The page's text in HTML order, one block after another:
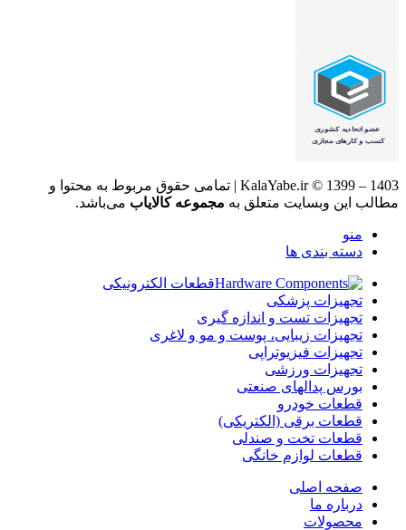
KalaYabe.ir © 1399 – 1403 | تمامی حقوق مربوط به محتوا و
مطالب این وبسایت متعلق به مجموعه کالایاب می‌باشد.
منو
دسته بندی ها
قطعات الکترونیکی
تجهیزات پزشکی
تجهیزات تست و اندازه گیری
تجهیزات زیبایی، پوست و مو و لاغری
تجهیزات فیزیوتراپی
تجهیزات ورزشی
بورس پدالهای صنعتی
قطعات خودرو
قطعات برقی (الکتریکی)
قطعات تخت و صندلی
قطعات لوازم خانگی
صفحه اصلی
درباره ما
محصولات